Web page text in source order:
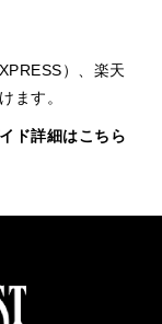
）、楽天
ます。
ド詳細はこちら